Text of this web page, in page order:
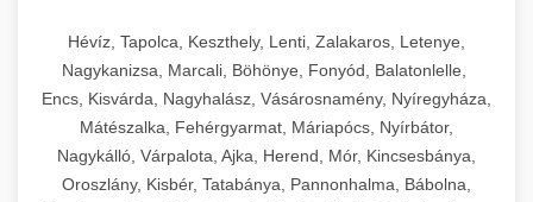
Hévíz, Tapolca, Keszthely, Lenti, Zalakaros, Letenye,
Nagykanizsa, Marcali, Böhönye, Fonyód, Balatonlelle,
Encs, Kisvárda, Nagyhalász, Vásárosnamény, Nyíregyháza,
Mátészalka, Fehérgyarmat, Máriapócs, Nyírbátor,
Nagykálló, Várpalota, Ajka, Herend, Mór, Kincsesbánya,
Oroszlány, Kisbér, Tatabánya, Pannonhalma, Bábolna,